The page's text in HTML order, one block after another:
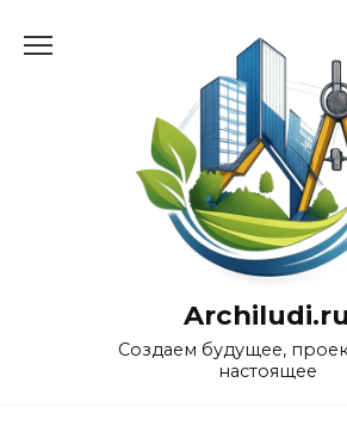
Archiludi.ru
Создаем будущее,
настоящее